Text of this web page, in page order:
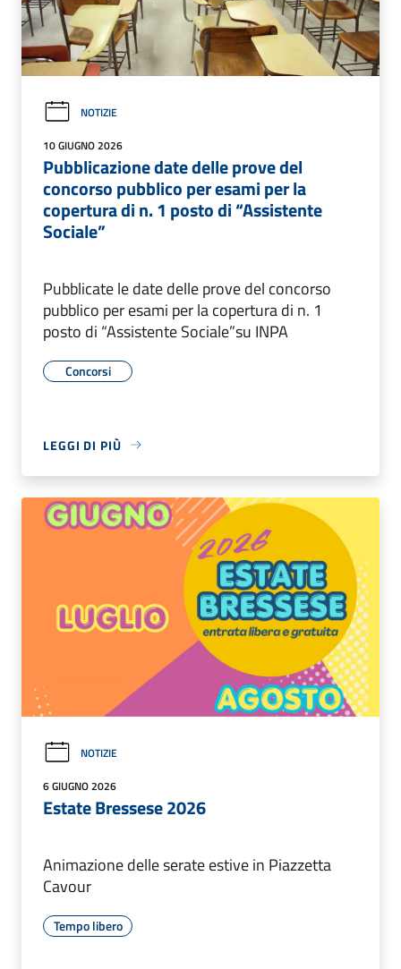
NOTIZIE
10 GIUGNO 2026
Pubblicazione date delle prove del
concorso pubblico per esami per la
copertura di n. 1 posto di “Assistente
Sociale”
Pubblicate le date delle prove del concorso
pubblico per esami per la copertura di n. 1
posto di “Assistente Sociale”su INPA
Concorsi
LEGGI DI PIÙ
NOTIZIE
6 GIUGNO 2026
Estate Bressese 2026
Animazione delle serate estive in Piazzetta
Cavour
Tempo libero